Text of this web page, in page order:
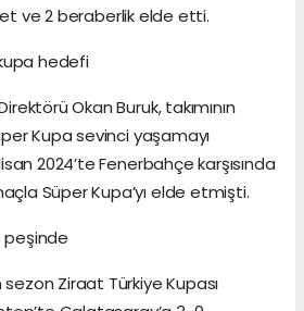
ve 2 beraberlik elde etti.
hedefi
Okan Buruk, takımının
Kupa sevinci yaşamayı
2024’te Fenerbahçe karşısında
Süper Kupa’yı elde etmişti.
peşinde
Ziraat Türkiye Kupası